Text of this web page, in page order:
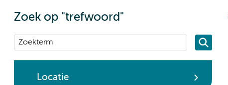
Zoek op "trefwoord"
Locatie